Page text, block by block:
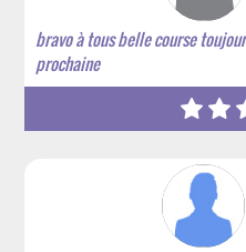
bravo à tous belle course
prochaine